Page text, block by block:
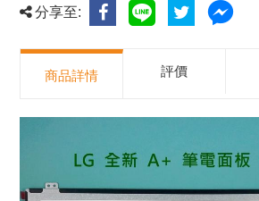
分享至:
商品詳情 評價